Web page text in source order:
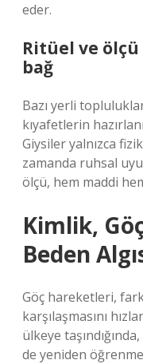
eder.
Ritüel ve
bağ
Bazı yerli
kıyafetlerin
Giysiler yalnızca
zamanda ruhsal
ölçü, hem maddi
Kimlik,
Beden
Göç hareketleri,
karşılaşmasını
ülkeye
de yeniden